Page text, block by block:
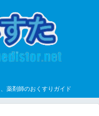
薬剤師のおくすりガイド